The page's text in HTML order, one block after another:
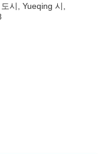
시, Yueqing 시,